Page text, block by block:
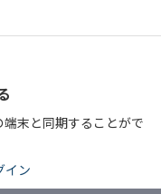
末と同期することがで
イン